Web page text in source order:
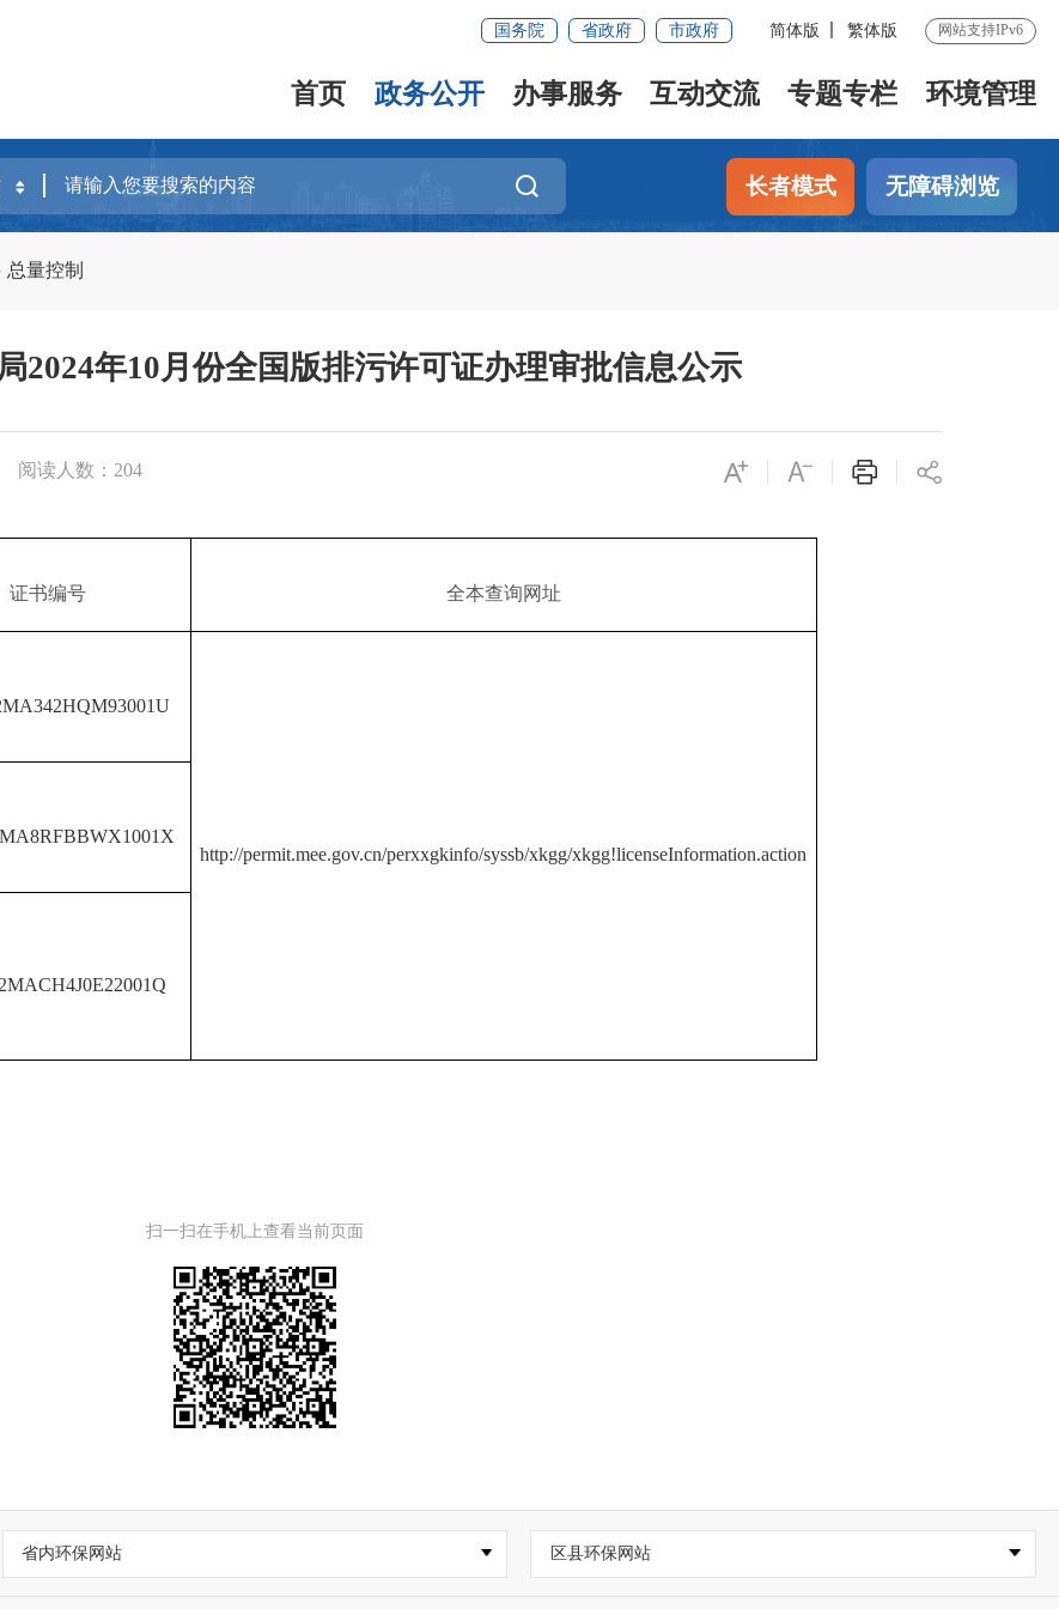
国务院 省政府 市政府 简体版 繁体版 网站支持IPv6
首页 政务公开 办事服务 互动交流 专题专栏 环境管理
长者模式 无障碍浏览
总量控制
2024年10月份全国版排污许可证办理审批信息公示
阅读人数： 204
证书编号 全本查询网址
http://permit.mee.gov.cn/perxxgkinfo/syssb/xkgg/xkgg!licenseInformation.action
扫一扫在手机上查看当前页面
省内环保网站 区县环保网站